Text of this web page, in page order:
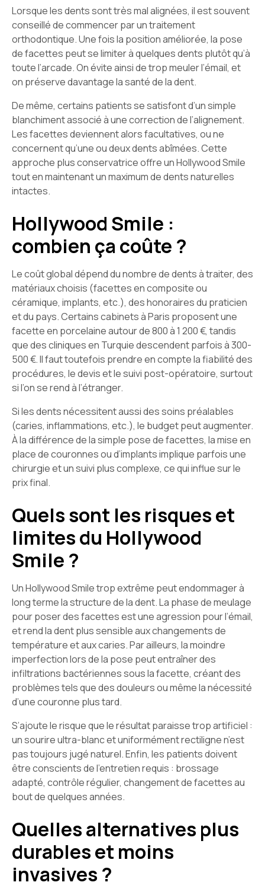
Lorsque les dents sont très mal alignées, il est souvent
conseillé de commencer par un traitement
orthodontique. Une fois la position améliorée, la pose
de facettes peut se limiter à quelques dents plutôt qu’à
toute l’arcade. On évite ainsi de trop meuler l’émail, et
on préserve davantage la santé de la dent.
De même, certains patients se satisfont d’un simple
blanchiment associé à une correction de l’alignement.
Les facettes deviennent alors facultatives, ou ne
concernent qu’une ou deux dents abîmées. Cette
approche plus conservatrice offre un Hollywood Smile
tout en maintenant un maximum de dents naturelles
intactes.
Hollywood Smile :
combien ça coûte ?
Le coût global dépend du nombre de dents à traiter, des
matériaux choisis (facettes en composite ou
céramique, implants, etc.), des honoraires du praticien
et du pays. Certains cabinets à Paris proposent une
facette en porcelaine autour de 800 à 1 200 €, tandis
que des cliniques en Turquie descendent parfois à 300-
500 €. Il faut toutefois prendre en compte la fiabilité des
procédures, le devis et le suivi post-opératoire, surtout
si l’on se rend à l’étranger.
Si les dents nécessitent aussi des soins préalables
(caries, inflammations, etc.), le budget peut augmenter.
À la différence de la simple pose de facettes, la mise en
place de couronnes ou d’implants implique parfois une
chirurgie et un suivi plus complexe, ce qui influe sur le
prix final.
Quels sont les risques et
limites du Hollywood
Smile ?
Un Hollywood Smile trop extrême peut endommager à
long terme la structure de la dent. La phase de meulage
pour poser des facettes est une agression pour l’émail,
et rend la dent plus sensible aux changements de
température et aux caries. Par ailleurs, la moindre
imperfection lors de la pose peut entraîner des
infiltrations bactériennes sous la facette, créant des
problèmes tels que des douleurs ou même la nécessité
d’une couronne plus tard.
S’ajoute le risque que le résultat paraisse trop artificiel :
un sourire ultra-blanc et uniformément rectiligne n’est
pas toujours jugé naturel. Enfin, les patients doivent
être conscients de l’entretien requis : brossage
adapté, contrôle régulier, changement de facettes au
bout de quelques années.
Quelles alternatives plus
durables et moins
invasives ?